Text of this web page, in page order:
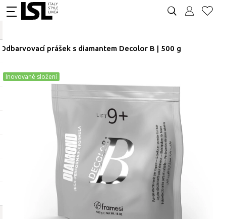
Odbarvovací prášek s diamantem Decolor B | 500 g
Inovované složení